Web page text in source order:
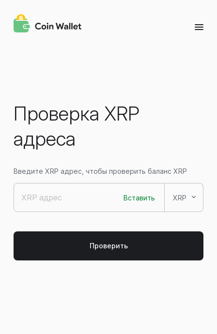
Проверка XRP
адреса
Введите XRP адрес, чтобы проверить баланс XRP
Вставить XRP